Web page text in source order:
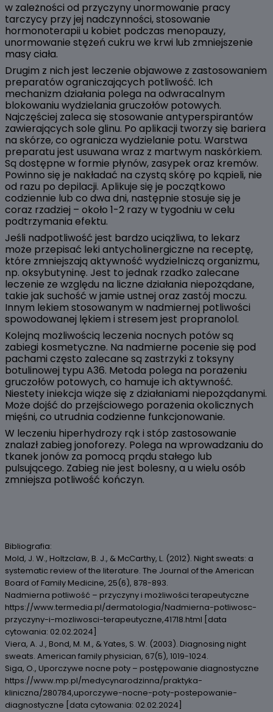
w zależności od przyczyny unormowanie pracy
tarczycy przy jej nadczynności, stosowanie
hormonoterapii u kobiet podczas menopauzy,
unormowanie stężeń cukru we krwi lub zmniejszenie
masy ciała.
Drugim z nich jest leczenie objawowe z zastosowaniem
preparatów ograniczających potliwość. Ich
mechanizm działania polega na odwracalnym
blokowaniu wydzielania gruczołów potowych.
Najczęściej zaleca się stosowanie antyperspirantów
zawierających sole glinu. Po aplikacji tworzy się bariera
na skórze, co ogranicza wydzielanie potu. Warstwa
preparatu jest usuwana wraz z martwym naskórkiem.
Są dostępne w formie płynów, zasypek oraz kremów.
Powinno się je nakładać na czystą skórę po kąpieli, nie
od razu po depilacji. Aplikuje się je początkowo
codziennie lub co dwa dni, następnie stosuje się je
coraz rzadziej – około 1-2 razy w tygodniu w celu
podtrzymania efektu.
Jeśli nadpotliwość jest bardzo uciążliwa, to lekarz
może przepisać leki antycholinergiczne na receptę,
które zmniejszają aktywność wydzielniczą organizmu,
np. oksybutyninę. Jest to jednak rzadko zalecane
leczenie ze względu na liczne działania niepożądane,
takie jak suchość w jamie ustnej oraz zastój moczu.
Innym lekiem stosowanym w nadmiernej potliwości
spowodowanej lękiem i stresem jest propranolol.
Kolejną możliwością leczenia nocnych potów są
zabiegi kosmetyczne. Na nadmierne pocenie się pod
pachami często zalecane są zastrzyki z toksyny
botulinowej typu A36. Metoda polega na porażeniu
gruczołów potowych, co hamuje ich aktywność.
Niestety iniekcja wiąże się z działaniami niepożądanymi.
Może dojść do przejściowego porażenia okolicznych
mięśni, co utrudnia codzienne funkcjonowanie.
W leczeniu hiperhydrozy rąk i stóp zastosowanie
znalazł zabieg jonoforezy. Polega na wprowadzaniu do
tkanek jonów za pomocą prądu stałego lub
pulsującego. Zabieg nie jest bolesny, a u wielu osób
zmniejsza potliwość kończyn.
Bibliografia:
Mold, J. W., Holtzclaw, B. J., & McCarthy, L. (2012). Night sweats: a
systematic review of the literature. The Journal of the American
Board of Family Medicine, 25(6), 878-893.
Nadmierna potliwość – przyczyny i możliwości terapeutyczne
https://www.termedia.pl/dermatologia/Nadmierna-potliwosc-
przyczyny-i-mozliwosci-terapeutyczne,41718.html [data
cytowania: 02.02.2024]
Viera, A. J., Bond, M. M., & Yates, S. W. (2003). Diagnosing night
sweats. American family physician, 67(5), 1019-1024.
Siga, O., Uporczywe nocne poty – postępowanie diagnostyczne
https://www.mp.pl/medycynarodzinna/praktyka-
kliniczna/280784,uporczywe-nocne-poty-postepowanie-
diagnostyczne [data cytowania: 02.02.2024]